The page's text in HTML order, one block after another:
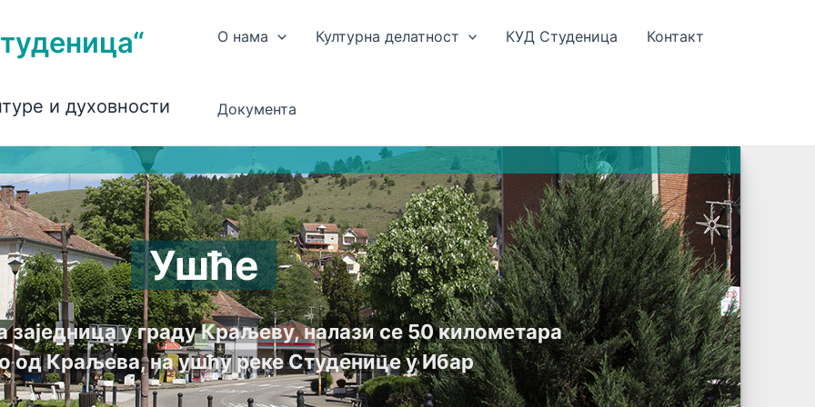
и духовности
О нама Културна делатност КУД Студеница Контакт
Документа
Ушће
заједница у граду Краљеву, налази се 50 километара
од Краљева, на ушћу реке Студенице у Ибар